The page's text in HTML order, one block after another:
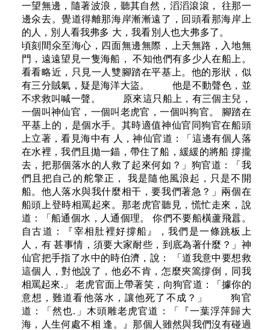
一望無邊，隨著波浪，聽其自然，滔滔滾滾， 往那一
邊氽去。覺道得離那海岸漸漸遠了，回頭看那海岸上
的人，別人看我弗多 大，我看別人也大弗多了。
頃刻間氽至海心，四面無邊無際，上天無路，入地無
門，遠遠望見一隻海船， 不知他們有多少人在船上。
看看略近，只見一人雙腳踏在平基上。他的形狀，似
有三分賊氣，疑是海洋大盜。 他是不動聲色，並
不求救叫喊一聲。 原來這只船上，有三個主兒，
一個叫神仙官，一個叫老虎官，一個叫狗官。 腳踏在
平基上的，是個水手。其時適值神仙官同狗官在船頭
上立著，看見海中有 人，神仙官道：「這邊有個人落
在水裡，我們且拋一錨，帶住了船，緩緩的將船 撐攏
去，把那個落水的人救了起來何如？」狗官道：「我
們且把自己的舵擎正， 我是隨他風浪起，只是不開
船。他人落水與我什麼相干，要我們著急？」兩個在
船頭上登時相罵起來。那老虎官聽見，慌忙走來，說
道：「船通個水，人通個理。 你們不要船橫蘆飛囂。
自古道：『宰相肚裡好撐船』，我們是一條跳板上
人，有 甚事情，須要大家耐些，到底為著什麼？」神
仙官把手指了水中的時伯濟，說： 「道我意中要想救
這個人，對他說了，他必不肯，怎麼夾篙撐倒，同我
相罵起來.」 老虎官面上帶著笑，向狗官道：「據你的
意想，難道看他落水，讓他死了不成？」 狗官
道：「然也.」木頭雕老虎官道：「『一葉浮萍歸大
海，人生何處不相 逢。』那個人雖然與我們沒有碰過